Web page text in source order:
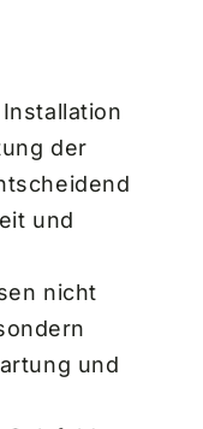
der
und
nicht
und